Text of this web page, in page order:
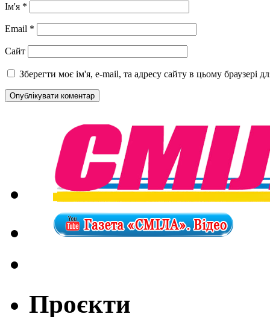
Ім'я *
Email *
Сайт
Зберегти моє ім'я, e-mail, та адресу сайту в цьому браузері
Проєкти